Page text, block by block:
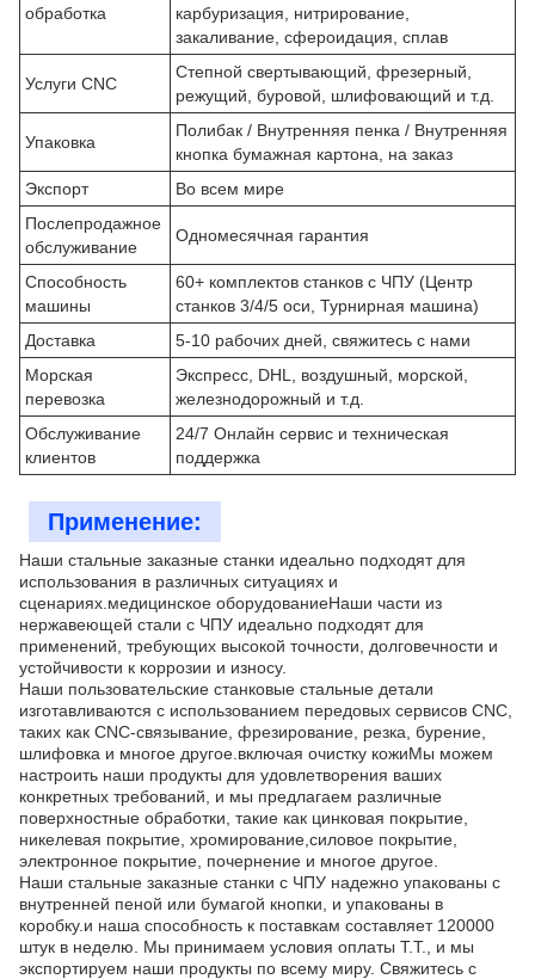
обработка
карбуризация, нитрирование,
закаливание, сфероидация, сплав
Услуги CNC
Степной свертывающий, фрезерный,
режущий, буровой, шлифовающий и т.д.
Упаковка
Полибак / Внутренняя пенка / Внутренняя
кнопка бумажная картона, на заказ
Экспорт
Во всем мире
Послепродажное
обслуживание
Одномесячная гарантия
Способность
машины
60+ комплектов станков с ЧПУ (Центр
станков 3/4/5 оси, Турнирная машина)
Доставка
5-10 рабочих дней, свяжитесь с нами
Морская
перевозка
Экспресс, DHL, воздушный, морской,
железнодорожный и т.д.
Обслуживание
клиентов
24/7 Онлайн сервис и техническая
поддержка
Применение:
Наши стальные заказные станки идеально подходят для
использования в различных ситуациях и
сценариях.медицинское оборудованиеНаши части из
нержавеющей стали с ЧПУ идеально подходят для
применений, требующих высокой точности, долговечности и
устойчивости к коррозии и износу.
Наши пользовательские станковые стальные детали
изготавливаются с использованием передовых сервисов CNC,
таких как CNC-связывание, фрезирование, резка, бурение,
шлифовка и многое другое.включая очистку кожиМы можем
настроить наши продукты для удовлетворения ваших
конкретных требований, и мы предлагаем различные
поверхностные обработки, такие как цинковая покрытие,
никелевая покрытие, хромирование,силовое покрытие,
электронное покрытие, почернение и многое другое.
Наши стальные заказные станки с ЧПУ надежно упакованы с
внутренней пеной или бумагой кнопки, и упакованы в
коробку.и наша способность к поставкам составляет 120000
штук в неделю. Мы принимаем условия оплаты T.T., и мы
экспортируем наши продукты по всему миру. Свяжитесь с